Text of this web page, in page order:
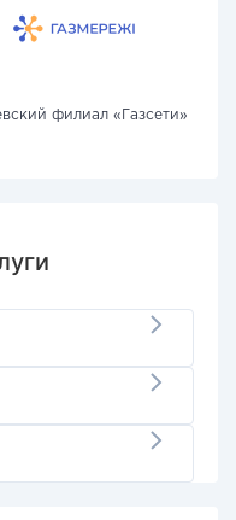
филиал «Газсети»